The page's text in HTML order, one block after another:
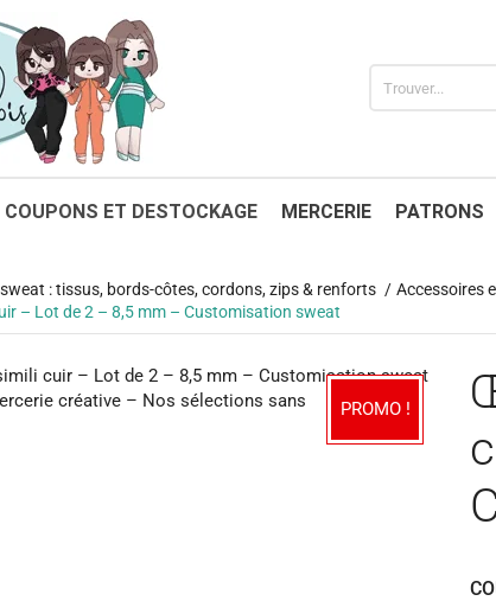
COUPONS ET DESTOCKAGE MERCERIE PATRONS
: tissus, bords-côtes, cordons, zips & renforts
Accessoires
– Lot de 2 – 8,5 mm – Customisation sweat
PROMO !